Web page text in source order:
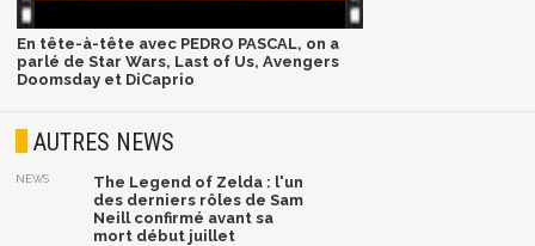
En tête-à-tête avec PEDRO PASCAL, on a
parlé de Star Wars, Last of Us, Avengers
Doomsday et DiCaprio
AUTRES NEWS
NEWS
The Legend of Zelda : l'un
des derniers rôles de Sam
Neill confirmé avant sa
mort début juillet